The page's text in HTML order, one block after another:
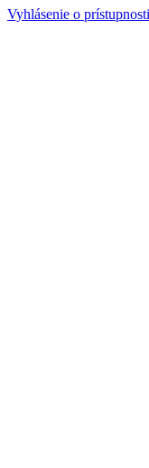
Vyhlásenie o prístupnosti